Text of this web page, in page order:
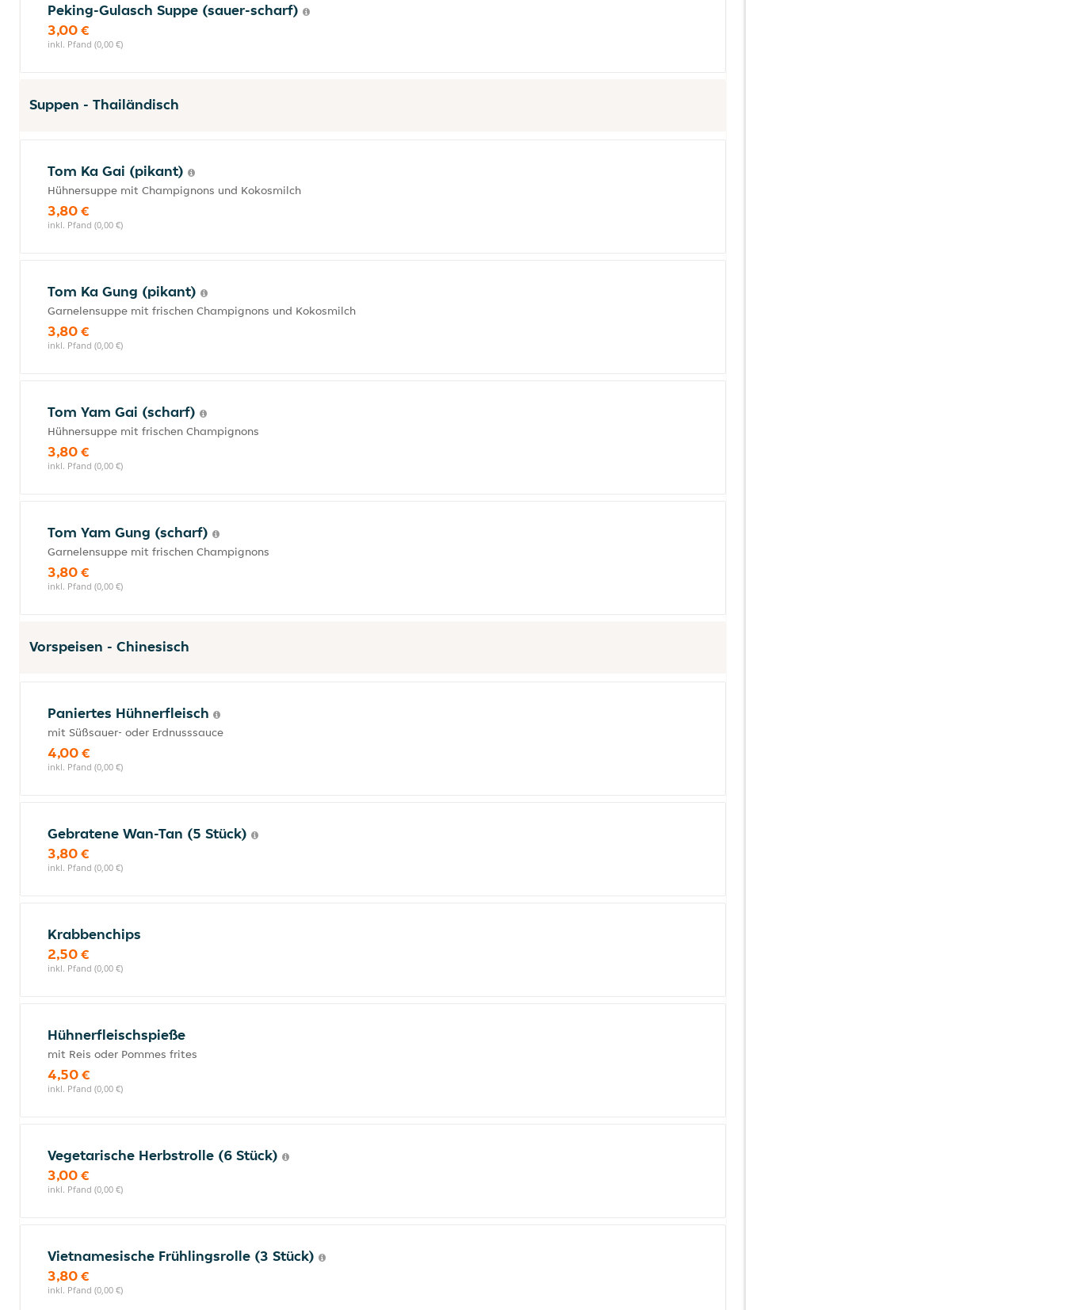
Peking-Gulasch Suppe (sauer-scharf)
3,00 €
inkl. Pfand (0,00 €)
Suppen - Thailändisch
Tom Ka Gai (pikant)
Hühnersuppe mit Champignons und Kokosmilch
3,80 €
inkl. Pfand (0,00 €)
Tom Ka Gung (pikant)
Garnelensuppe mit frischen Champignons und Kokosmilch
3,80 €
inkl. Pfand (0,00 €)
Tom Yam Gai (scharf)
Hühnersuppe mit frischen Champignons
3,80 €
inkl. Pfand (0,00 €)
Tom Yam Gung (scharf)
Garnelensuppe mit frischen Champignons
3,80 €
inkl. Pfand (0,00 €)
Vorspeisen - Chinesisch
Paniertes Hühnerfleisch
mit Süßsauer- oder Erdnusssauce
4,00 €
inkl. Pfand (0,00 €)
Gebratene Wan-Tan (5 Stück)
3,80 €
inkl. Pfand (0,00 €)
Krabbenchips
2,50 €
inkl. Pfand (0,00 €)
Hühnerfleischspieße
mit Reis oder Pommes frites
4,50 €
inkl. Pfand (0,00 €)
Vegetarische Herbstrolle (6 Stück)
3,00 €
inkl. Pfand (0,00 €)
Vietnamesische Frühlingsrolle (3 Stück)
3,80 €
inkl. Pfand (0,00 €)